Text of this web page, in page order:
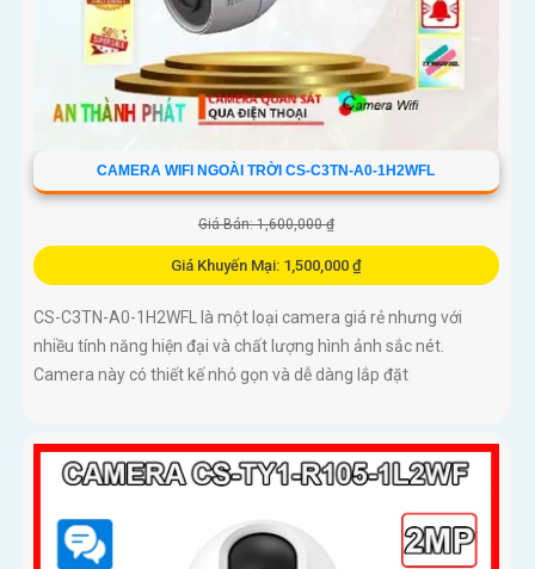
CAMERA WIFI NGOÀI TRỜI CS-C3TN-A0-1H2WFL
Giá Bán: 1,600,000 ₫
Giá Khuyến Mại: 1,500,000 ₫
CS-C3TN-A0-1H2WFL là một loại camera giá rẻ nhưng với
nhiều tính năng hiện đại và chất lượng hình ảnh sắc nét.
Camera này có thiết kế nhỏ gọn và dễ dàng lắp đặt